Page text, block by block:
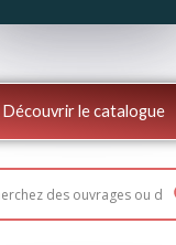
Découvrir le catalogue